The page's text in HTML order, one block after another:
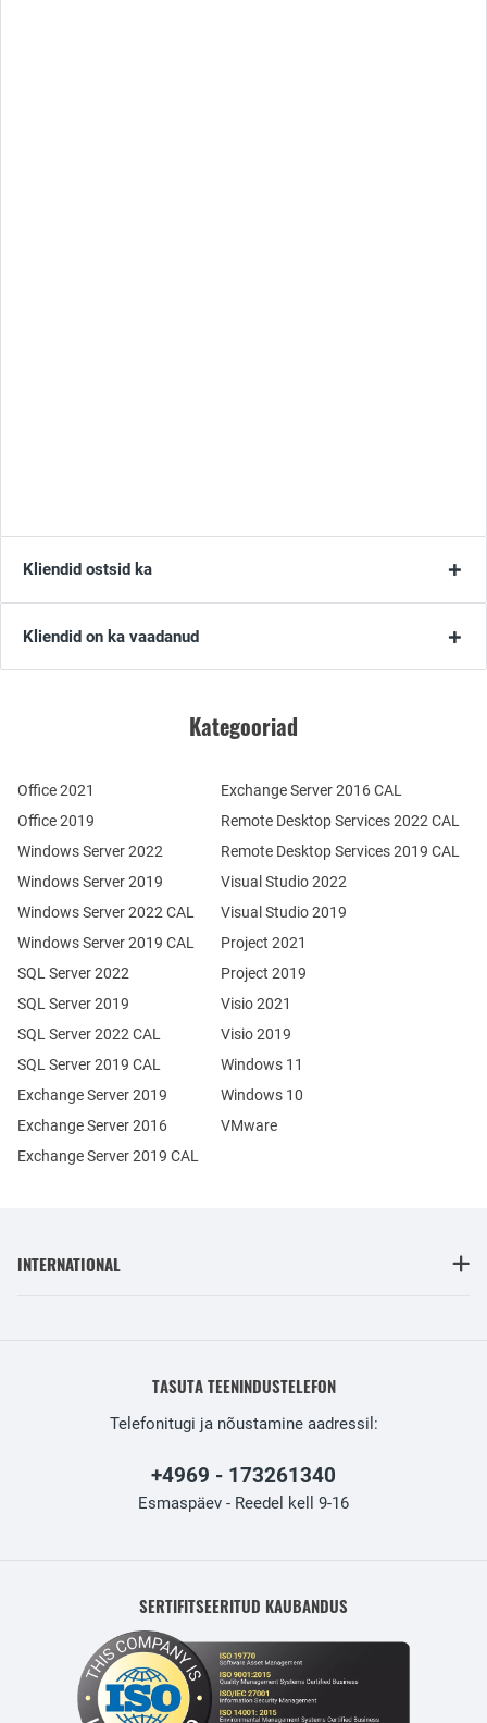
Kliendid ostsid ka
Kliendid on ka vaadanud
Kategooriad
Office 2021
Office 2019
Windows Server 2022
Windows Server 2019
Exchange Server 2019
Exchange Server 2016
SQL Server 2022
SQL Server 2019
Windows Server 2022 CAL
Windows Server 2019 CAL
SQL Server 2022 CAL
SQL Server 2019 CAL
Remote Desktop Services 2022 CAL
Remote Desktop Services 2019 CAL
Exchange Server 2019 CAL
Exchange Server 2016 CAL
Visual Studio 2022
Visual Studio 2019
Project 2021
Project 2019
Visio 2021
Visio 2019
Windows 11
Windows 10
VMware
INTERNATIONAL
TASUTA TEENINDUSTELEFON
Telefonitugi ja nõustamine aadressil:
+4969 - 173261340
Esmaspäev - Reedel kell 9-16
SERTIFITSEERITUD KAUBANDUS